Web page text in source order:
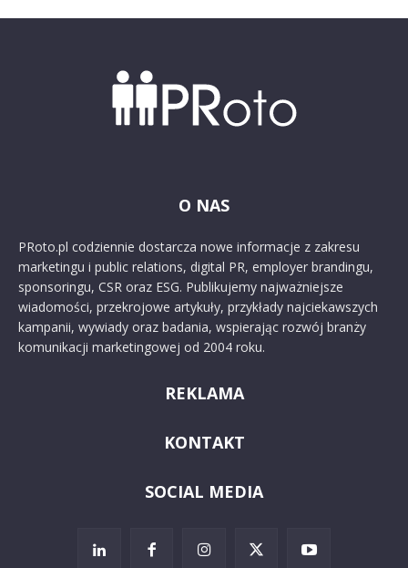
O NAS
PRoto.pl codziennie dostarcza nowe informacje z zakresu
marketingu i public relations, digital PR, employer brandingu,
sponsoringu, CSR oraz ESG. Publikujemy najważniejsze
wiadomości, przekrojowe artykuły, przykłady najciekawszych
kampanii, wywiady oraz badania, wspierając rozwój branży
komunikacji marketingowej od 2004 roku.
REKLAMA
KONTAKT
SOCIAL MEDIA